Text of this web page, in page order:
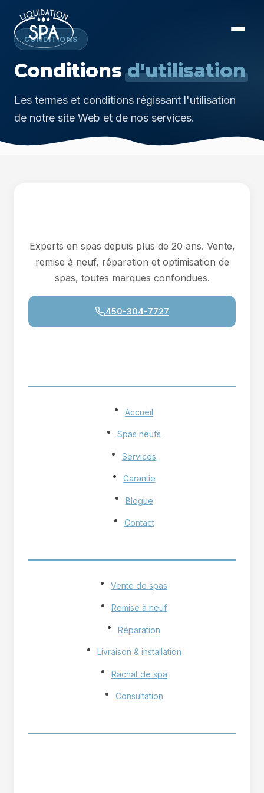
CONDITIONS
Conditionsd'utilisation
Les termes et conditions régissant l'utilisation
de notre site Web et de nos services.
Experts en spas depuis plus de 20 ans. Vente,
remise à neuf, réparation et optimisation de
spas, toutes marques confondues.
450-304-7727
Accueil
Spas neufs
Services
Garantie
Blogue
Contact
Vente de spas
Remise à neuf
Réparation
Livraison & installation
Rachat de spa
Consultation